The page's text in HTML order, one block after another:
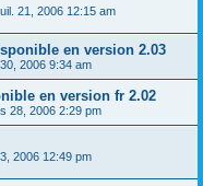
21, 2006 12:15 am
en version 2.03
2006 9:34 am
en version fr 2.02
28, 2006 2:29 pm
2006 12:49 pm